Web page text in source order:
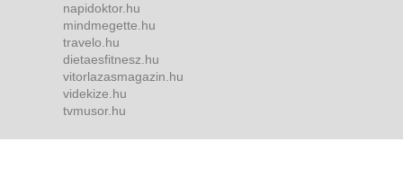
napidoktor.hu
mindmegette.hu
travelo.hu
dietaesfitnesz.hu
vitorlazasmagazin.hu
videkize.hu
tvmusor.hu